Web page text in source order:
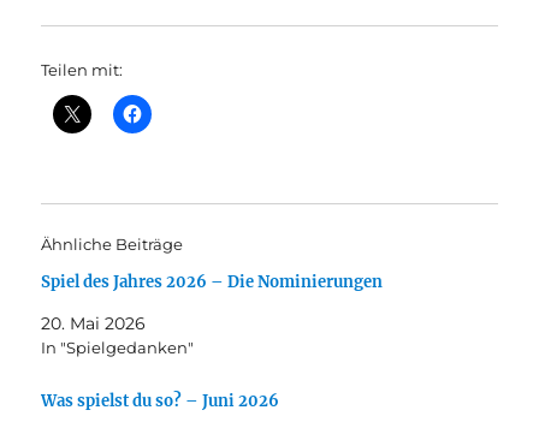
Teilen mit:
Ähnliche Beiträge
Spiel des Jahres 2026 – Die Nominierungen
20. Mai 2026
In "Spielgedanken"
Was spielst du so? – Juni 2026